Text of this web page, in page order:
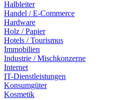
Halbleiter
Handel / E-Commerce
Hardware
Holz / Papier
Hotels / Tourismus
Immobilien
Industrie / Mischkonzerne
Internet
IT-Dienstleistungen
Konsumgüter
Kosmetik